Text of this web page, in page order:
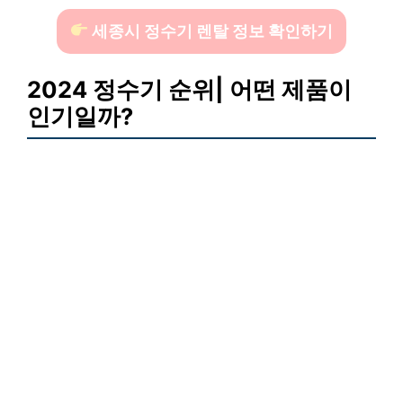
세종시 정수기 렌탈 정보 확인하기
2024 정수기 순위| 어떤 제품이
인기일까?